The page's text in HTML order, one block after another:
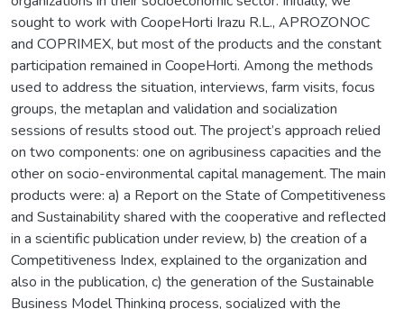
sought to work with CoopeHorti Irazu R.L., APROZONOC
and COPRIMEX, but most of the products and the constant
participation remained in CoopeHorti. Among the methods
used to address the situation, interviews, farm visits, focus
groups, the metaplan and validation and socialization
sessions of results stood out. The project’s approach relied
on two components: one on agribusiness capacities and the
other on socio-environmental capital management. The main
products were: a) a Report on the State of Competitiveness
and Sustainability shared with the cooperative and reflected
in a scientific publication under review, b) the creation of a
Competitiveness Index, explained to the organization and
also in the publication, c) the generation of the Sustainable
Business Model Thinking process, socialized with the